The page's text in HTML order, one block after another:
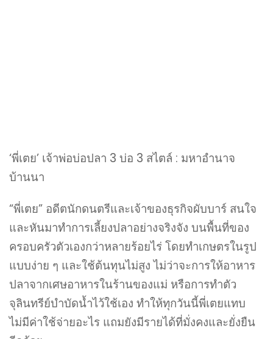
‘พี่เตย’ เจ้าพ่อบ่อปลา 3 บ่อ 3 สไตล์ : มหาอำนาจ
บ้านนา
“พี่เตย” อดีตนักดนตรีและเจ้าของธุรกิจผับบาร์ สนใจ
และหันมาทำการเลี้ยงปลาอย่างจริงจัง บนพื้นที่ของ
ครอบครัวตัวเองกว่าหลายร้อยไร่ โดยทำเกษตรในรูป
แบบง่าย ๆ และใช้ต้นทุนไม่สูง ไม่ว่าจะการให้อาหาร
ปลาจากเศษอาหารในร้านของแม่ หรือการทำตัว
จุลินทรีย์บำบัดน้ำไว้ใช้เอง ทำให้ทุกวันนี้พี่เตยแทบ
ไม่มีค่าใช้จ่ายอะไร แถมยังมีรายได้ที่มั่งคงและยั่งยืน